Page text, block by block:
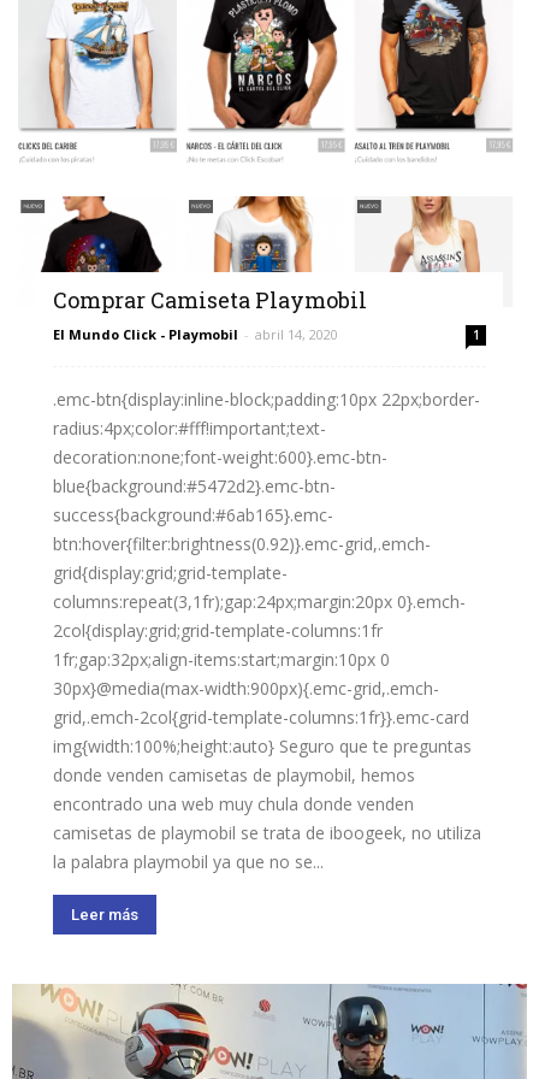
Comprar Camiseta Playmobil
El Mundo Click - Playmobil - abril 14, 2020 1
.emc-btn{display:inline-block;padding:10px 22px;border-
radius:4px;color:#fff!important;text-
decoration:none;font-weight:600}.emc-btn-
blue{background:#5472d2}.emc-btn-
success{background:#6ab165}.emc-
btn:hover{filter:brightness(0.92)}.emc-grid,.emch-
grid{display:grid;grid-template-
columns:repeat(3,1fr);gap:24px;margin:20px 0}.emch-
2col{display:grid;grid-template-columns:1fr
1fr;gap:32px;align-items:start;margin:10px 0
30px}@media(max-width:900px){.emc-grid,.emch-
grid,.emch-2col{grid-template-columns:1fr}}.emc-card
img{width:100%;height:auto} Seguro que te preguntas
donde venden camisetas de playmobil, hemos
encontrado una web muy chula donde venden
camisetas de playmobil se trata de iboogeek, no utiliza
la palabra playmobil ya que no se...
Leer más